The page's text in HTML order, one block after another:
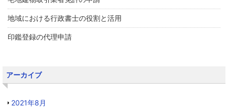
地域における行政書士の役割と活用
印鑑登録の代理申請
アーカイブ
2021年8月